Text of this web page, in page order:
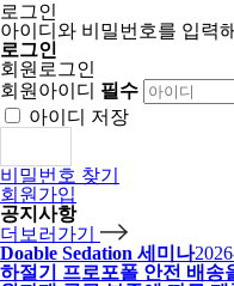
로그인
아이디와 비밀번호를 입력
로그인
회원로그인
회원아이디 필수
아이디 저장
비밀번호 찾기
회원가입
공지사항
더보러가기
Doable Sedation 세미나
하절기 프로포폴 안전 배송